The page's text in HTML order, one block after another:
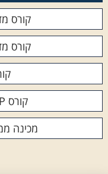
קורס
קורס
קורס NLP למדריכי רכיבה
מכינה